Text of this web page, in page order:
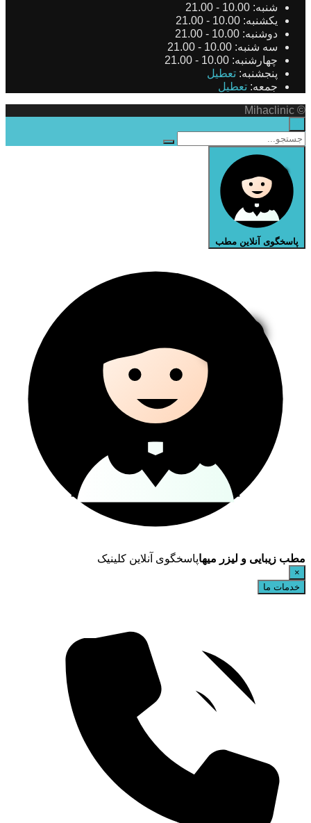
شنبه: 10.00 - 21.00
یکشنبه: 10.00 - 21.00
دوشنبه: 10.00 - 21.00
سه شنبه: 10.00 - 21.00
چهارشنبه: 10.00 - 21.00
پنجشنبه: تعطیل
جمعه: تعطیل
© Mihaclinic
پاسخگوی آنلاین مطب
مطب زیبایی و لیزر میهاپاسخگوی آنلاین کلینیک
×
خدمات ما